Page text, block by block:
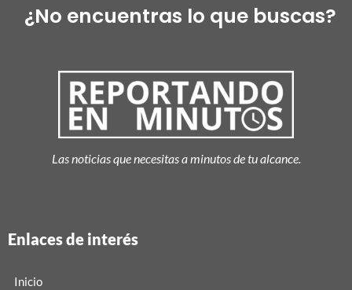
¿No encuentras lo que buscas?
Las noticias que necesitas a minutos de tu alcance.
Enlaces de interés
Inicio